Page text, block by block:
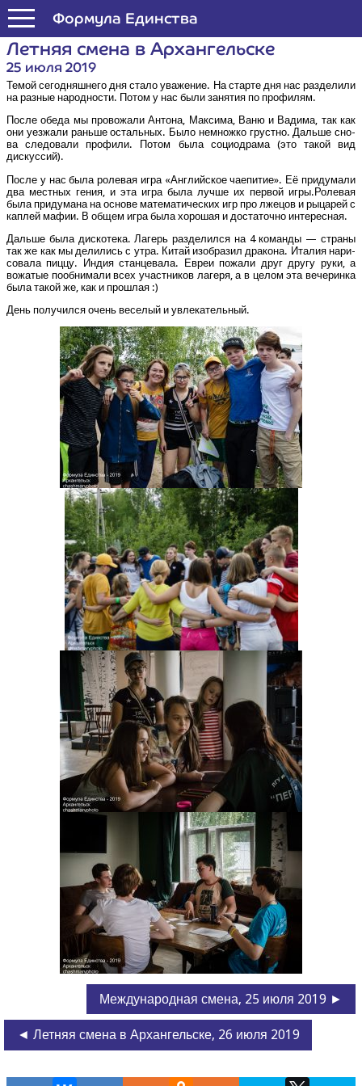
Формула Единства
Лет­няя сме­на в Архангельске
25 июля 2019
Темой сего­дняш­не­го дня ста­ло ува­же­ние. На стар­те дня нас раз­де­ли­ли
на раз­ные народ­но­сти. Потом у нас были заня­тия по профилям.
После обе­да мы про­во­жа­ли Анто­на, Мак­си­ма, Ваню и Вади­ма, так как
они уез­жа­ли рань­ше осталь­ных. Было немнож­ко груст­но. Даль­ше сно­
ва сле­до­ва­ли про­фи­ли. Потом была соци­одра­ма (это такой вид
дискуссий).
После у нас была роле­вая игра «Англий­ское чае­пи­тие». Её при­ду­ма­ли
два мест­ных гения, и эта игра была луч­ше их пер­вой игры.Ролевая
была при­ду­ма­на на осно­ве мате­ма­ти­че­ских игр про лже­цов и рыца­рей с
кап­лей мафии. В общем игра была хоро­шая и доста­точ­но интересная.
Даль­ше была дис­ко­те­ка. Лагерь раз­де­лил­ся на 4 коман­ды — стра­ны
так же как мы дели­лись с утра. Китай изоб­ра­зил дра­ко­на. Ита­лия нари­
со­ва­ла пиц­цу. Индия стан­це­ва­ла. Евреи пожа­ли друг дру­гу руки, а
вожа­тые пооб­ни­ма­ли всех участ­ни­ков лаге­ря, а в целом эта вече­рин­ка
была такой же, как и прошлая :)
День полу­чил­ся очень весе­лый и увлекательный.
Международная смена, 25 июля 2019 ►
◄ Летняя смена в Архангельске, 26 июля 2019